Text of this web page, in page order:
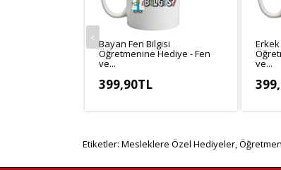
Bayan Fen Bilgisi
Öğretmenine Hediye - Fen
ve...
399,90TL
ve...
Etiketler: Mesleklere Özel Hediyeler,